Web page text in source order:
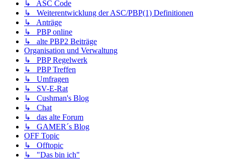
↳ ASC Code
↳ Weiterentwicklung der ASC/PBP(1) Definitionen
↳ Anträge
↳ PBP online
↳ alte PBP2 Beiträge
Organisation und Verwaltung
↳ PBP Regelwerk
↳ PBP Treffen
↳ Umfragen
↳ SV-E-Rat
↳ Cushman's Blog
↳ Chat
↳ das alte Forum
↳ GAMER´s Blog
OFF Topic
↳ Offtopic
↳ "Das bin ich"